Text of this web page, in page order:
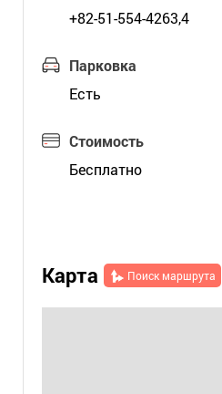
+82-51-554-4263,4
Парковка
Есть
Стоимость
Бесплатно
Карта Поиск маршрута